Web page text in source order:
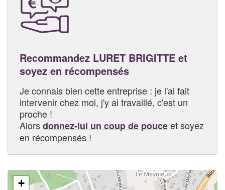
Recommandez LURET BRIGITTE et
soyez en récompensés
Je connais bien cette entreprise : je l'ai fait
intervenir chez moi, j'y ai travaillé, c'est un
proche !
Alorsdonnez-lui un coup de pouceet soyez
en récompensés !
+